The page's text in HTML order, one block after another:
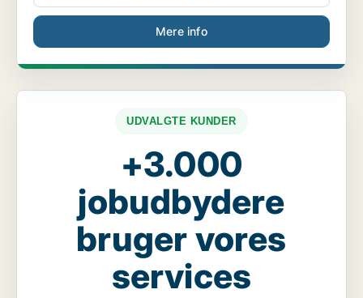
Mere info
UDVALGTE KUNDER
+3.000
jobudbydere
bruger vores
services